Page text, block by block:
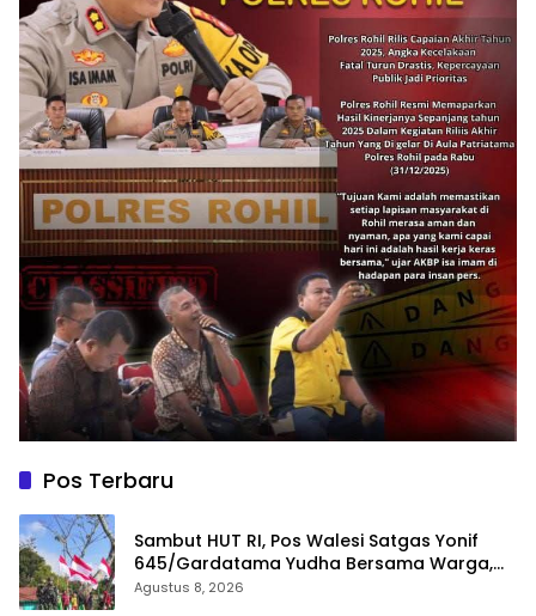
Pos Terbaru
Sambut HUT RI, Pos Walesi Satgas Yonif
645/Gardatama Yudha Bersama Warga,
Kibarkan Merah Putih di Bukit Walesi
Agustus 8, 2026